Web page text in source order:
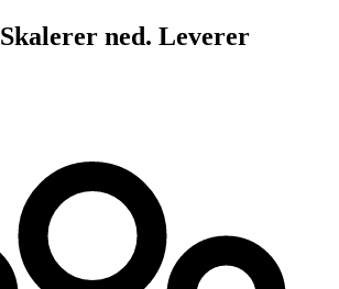
ned. Leverer